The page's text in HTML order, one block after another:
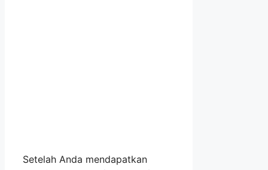
Setelah Anda mendapatkan